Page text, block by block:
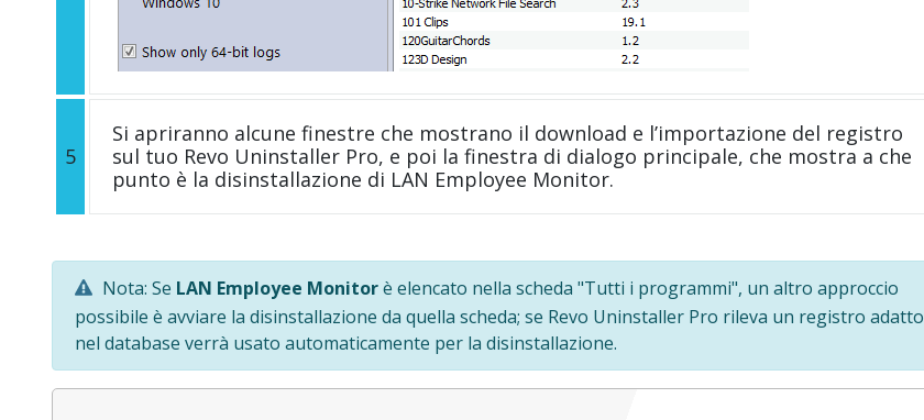
5
Si apriranno alcune finestre che mostrano il download e l’importazione del registro
sul tuo Revo Uninstaller Pro, e poi la finestra di dialogo principale, che mostra a che
punto è la disinstallazione di LAN Employee Monitor.
Nota: Se LAN Employee Monitorè elencato nella scheda "Tutti i programmi", un altro approccio
possibile è avviare la disinstallazione da quella scheda; se Revo Uninstaller Pro rileva un registro adatto
nel database verrà usato automaticamente per la disinstallazione.